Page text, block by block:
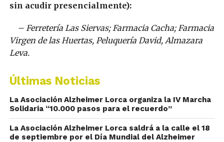
sin acudir presencialmente):
– Ferretería Las Siervas; Farmacia Cacha; Farmacia
Virgen de las Huertas, Peluquería David, Almazara
Leva.
Últimas Noticias
La Asociación Alzheimer Lorca organiza la IV Marcha
Solidaria “10.000 pasos para el recuerdo”
La Asociación Alzheimer Lorca saldrá a la calle el 18
de septiembre por el Día Mundial del Alzheimer